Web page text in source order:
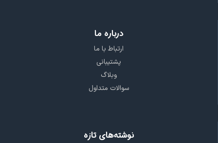
درباره ما
ارتباط با ما
پشتیبانی
وبلاگ
سوالات متداول
نوشته‌های تازه